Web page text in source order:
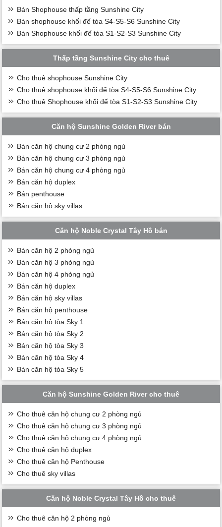
Bán Shophouse thấp tầng Sunshine City
Bán shophouse khối đế tòa S4-S5-S6 Sunshine City
Bán Shophouse khối đế tòa S1-S2-S3 Sunshine City
Thấp tầng Sunshine City cho thuê
Cho thuê shophouse Sunshine City
Cho thuê shophouse khối đế tòa S4-S5-S6 Sunshine City
Cho thuê Shophouse khối đế tòa S1-S2-S3 Sunshine City
Căn hộ Sunshine Golden River bán
Bán căn hộ chung cư 2 phòng ngủ
Bán căn hộ chung cư 3 phòng ngủ
Bán căn hộ chung cư 4 phòng ngủ
Bán căn hộ duplex
Bán penthouse
Bán căn hộ sky villas
Căn hộ Noble Crystal Tây Hồ bán
Bán căn hộ 2 phòng ngủ
Bán căn hộ 3 phòng ngủ
Bán căn hộ 4 phòng ngủ
Bán căn hộ duplex
Bán căn hộ sky villas
Bán căn hộ penthouse
Bán căn hộ tòa Sky 1
Bán căn hộ tòa Sky 2
Bán căn hộ tòa Sky 3
Bán căn hộ tòa Sky 4
Bán căn hộ tòa Sky 5
Căn hộ Sunshine Golden River cho thuê
Cho thuê căn hộ chung cư 2 phòng ngủ
Cho thuê căn hộ chung cư 3 phòng ngủ
Cho thuê căn hộ chung cư 4 phòng ngủ
Cho thuê căn hộ duplex
Cho thuê căn hộ Penthouse
Cho thuê sky villas
Căn hộ Noble Crystal Tây Hồ cho thuê
Cho thuê căn hộ 2 phòng ngủ